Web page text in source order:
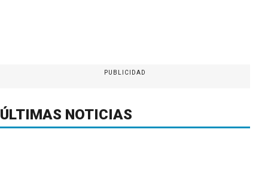
PUBLICIDAD
ÚLTIMAS NOTICIAS